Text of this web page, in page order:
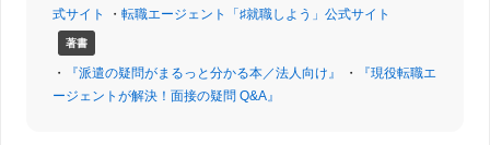
式サイト
・ 転職エージェント「♯就職しよう」公式サイト
著書
・ 『派遣の疑問がまるっと分かる本／法人向け』 ・
『現役転職エ
ージェントが解決！面接の疑問 Q&A』